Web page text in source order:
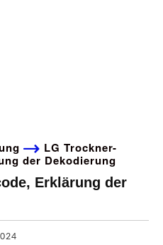
LG Trockner-
der Dekodierung
Erklärung der